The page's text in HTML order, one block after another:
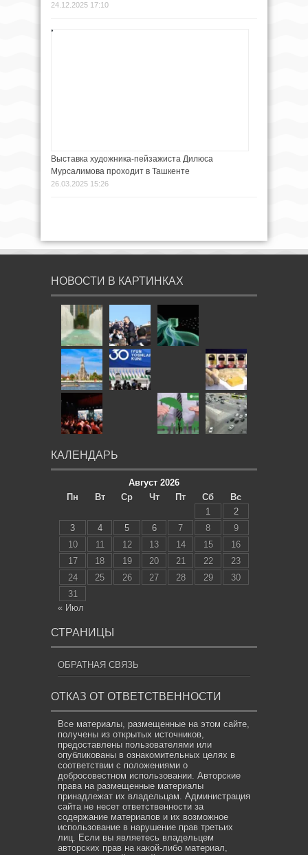
24.12.2025 17:10
Выставка художника-пейзажиста Дилюса
Мурсалимова проходит в Ташкенте
26.03.2025 15:26
НОВОСТИ В КАРТИНКАХ
КАЛЕНДАРЬ
Август 2026
Пн
Вт Ср Чт Пт Сб
Вс
1
2
3
4 5 6 7 8
9
10
11 12 13 14 15
16
17
18 19 20 21 22
23
24
25 26 27 28 29
30
31
« Июл
СТРАНИЦЫ
ОБРАТНАЯ СВЯЗЬ
ОТКАЗ ОТ ОТВЕТСТВЕННОСТИ
Все материалы, размещенные на этом сайте,
получены из открытых источников,
предоставлены пользователями или
опубликованы в ознакомительных целях в
соответствии с положениями о
добросовестном использовании. Авторские
права на размещенные материалы
принадлежат их владельцам. Администрация
сайта не несет ответственности за
содержание материалов и их возможное
использование в нарушение прав третьих
лиц. Если вы являетесь владельцем
авторских прав на какой-либо материал,